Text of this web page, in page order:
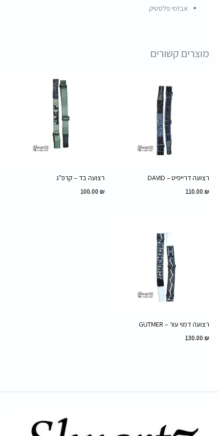
אבזמי פלסטיק
מוצרים קשורים
רצועה דרייפיט – DAVID
110.00 ₪
רצועה בד – קרפ"ג
100.00 ₪
רצועה דמוי עור – GUTMER
130.00 ₪